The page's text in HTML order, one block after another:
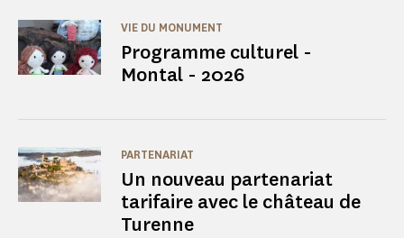
Programme culturel -
Montal - 2026
VIE DU MONUMENT
Un nouveau partenariat
tarifaire avec le château de
Turenne
PARTENARIAT